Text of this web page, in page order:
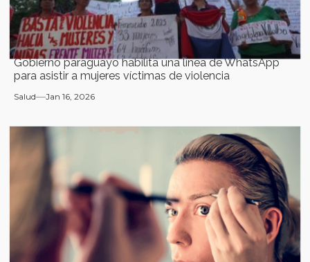
Gobierno paraguayo habilita una línea de WhatsApp
para asistir a mujeres víctimas de violencia
Salud Jan 16, 2026